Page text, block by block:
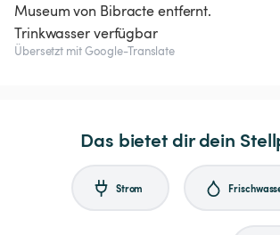
Museum von Bibracte entfernt.
Trinkwasser verfügbar
Übersetzt mit Google-Translate
Das bietet dir dein
Strom